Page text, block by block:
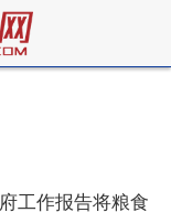
工作报告将粮食